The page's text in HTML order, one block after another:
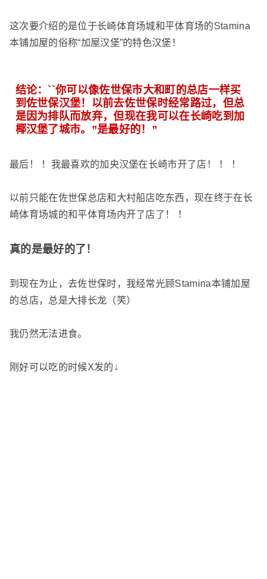
这次要介绍的是位于长崎体育场城和平体育场的Stamina
本铺加屋的俗称“加屋汉堡”的特色汉堡！
结论：``你可以像佐世保市大和町的总店一样买
到佐世保汉堡！以前去佐世保时经常路过，但总
是因为排队而放弃，但现在我可以在长崎吃到加
椰汉堡了城市。”是最好的！”
最后！ ！我最喜欢的加央汉堡在长崎市开了店！ ！ ！
以前只能在佐世保总店和大村船店吃东西，现在终于在长
崎体育场城的和平体育场内开了店了！ ！
真的是最好的了！
到现在为止，去佐世保时，我经常光顾Stamina本铺加屋
的总店，总是大排长龙（笑）
我仍然无法进食。
刚好可以吃的时候X发的↓